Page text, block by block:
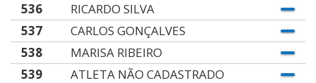
536
RICARDO SILVA
537
CARLOS GONÇALVES
538
MARISA RIBEIRO
539
ATLETA NÃO CADASTRADO